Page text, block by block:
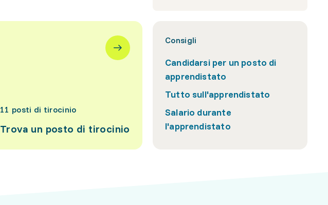
11 posti di tirocinio
Trova un posto di tirocinio
Consigli
Candidarsi per un posto di
apprendistato
Tutto sull'apprendistato
Salario durante
l'apprendistato